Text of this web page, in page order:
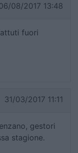
08/2017 13:48
fuori
31/03/2017 11:11
gestori
stagione.